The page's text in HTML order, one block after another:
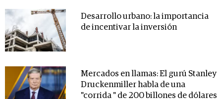
Desarrollo urbano: la importancia
de incentivar la inversión
Mercados en llamas: El gurú Stanley
Druckenmiller habla de una
"corrida " de 200 billones de dólares